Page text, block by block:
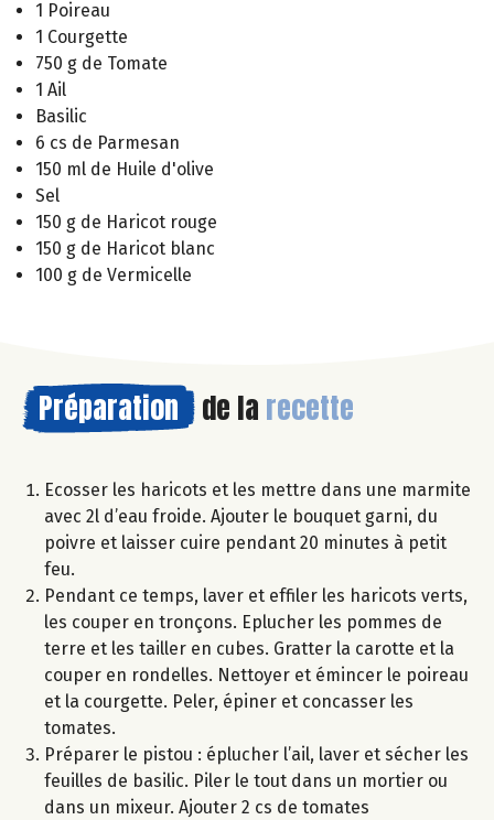
1 Poireau
1 Courgette
750 g de Tomate
1 Ail
Basilic
6 cs de Parmesan
150 ml de Huile d'olive
Sel
150 g de Haricot rouge
150 g de Haricot blanc
100 g de Vermicelle
Préparation de la recette
Ecosser les haricots et les mettre dans une marmite
avec 2l d’eau froide. Ajouter le bouquet garni, du
poivre et laisser cuire pendant 20 minutes à petit
feu.
Pendant ce temps, laver et effiler les haricots verts,
les couper en tronçons. Eplucher les pommes de
terre et les tailler en cubes. Gratter la carotte et la
couper en rondelles. Nettoyer et émincer le poireau
et la courgette. Peler, épiner et concasser les
tomates.
Préparer le pistou : éplucher l’ail, laver et sécher les
feuilles de basilic. Piler le tout dans un mortier ou
dans un mixeur. Ajouter 2 cs de tomates